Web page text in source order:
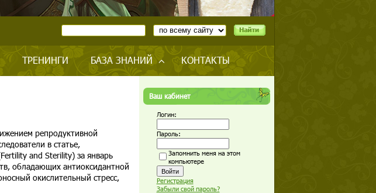
ТРЕНИНГИ БАЗА ЗНАНИЙ КОНТАКТЫ
репродуктивной
в статье,
and Sterility) за январь
обладающих антиоксидантной
окислительный стресс,
Ваш кабинет
Логин:
Пароль:
Запомнить меня на этом
компьютере
Регистрация
Забыли свой пароль?